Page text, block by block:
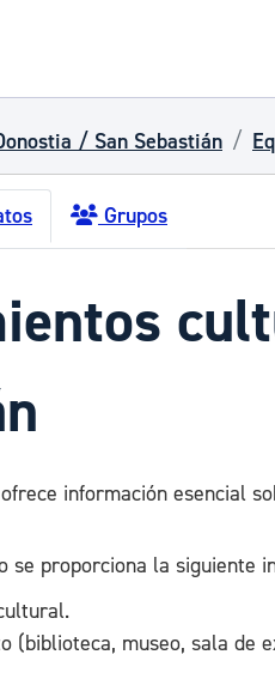
/ San Sebastián
Grupos
información esencial
se proporciona la siguiente
(biblioteca, museo, sala de